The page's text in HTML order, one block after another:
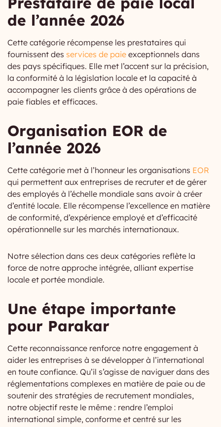
de l’année 2026
Cette catégorie récompense les prestataires qui
fournissent des services de paie exceptionnels dans
des pays spécifiques. Elle met l’accent sur la précision,
la conformité à la législation locale et la capacité à
accompagner les clients grâce à des opérations de
paie fiables et efficaces.
Organisation EOR de
l’année 2026
Cette catégorie met à l’honneur les organisations EOR
qui permettent aux entreprises de recruter et de gérer
des employés à l’échelle mondiale sans avoir à créer
d’entité locale. Elle récompense l’excellence en matière
de conformité, d’expérience employé et d’efficacité
opérationnelle sur les marchés internationaux.
Notre sélection dans ces deux catégories reflète la
force de notre approche intégrée, alliant expertise
locale et portée mondiale.
Une étape importante
pour Parakar
Cette reconnaissance renforce notre engagement à
aider les entreprises à se développer à l’international
en toute confiance. Qu’il s’agisse de naviguer dans des
réglementations complexes en matière de paie ou de
soutenir des stratégies de recrutement mondiales,
notre objectif reste le même : rendre l’emploi
international simple, conforme et centré sur les